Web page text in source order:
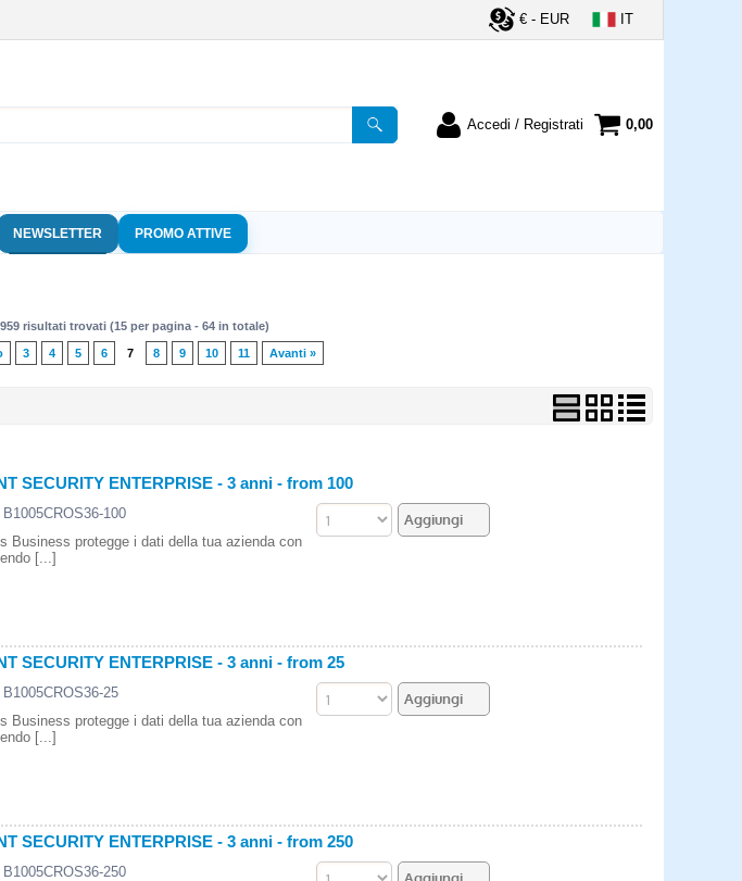
€ - EUR IT
Accedi / Registrati
nome utente e la password e poi
clicca sul pulsante "Accedi"
Password:
0,00
NEWSLETTER PROMO ATTIVE
959 risultati trovati (15 per pagina - 64 in totale)
3 4 5 6 7 8 9 10 11 Avanti »
SECURITY ENTERPRISE - 3 anni - from 100
B1005CROS36-100
Business protegge i dati della tua azienda con
[...]
SECURITY ENTERPRISE - 3 anni - from 25
B1005CROS36-25
Business protegge i dati della tua azienda con
[...]
SECURITY ENTERPRISE - 3 anni - from 250
B1005CROS36-250